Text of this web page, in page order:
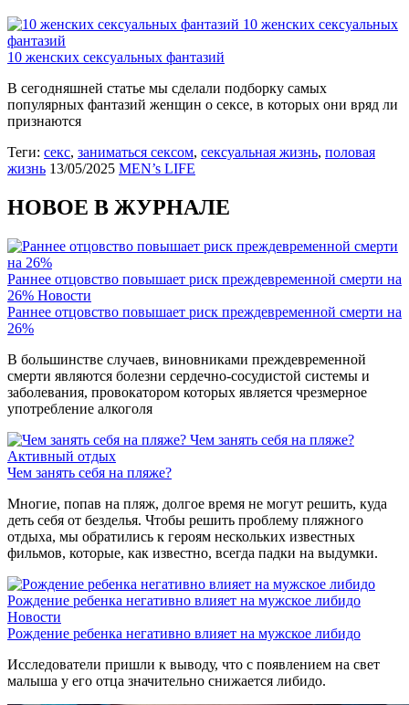
10 женских сексуальных
фантазий
10 женских сексуальных фантазий
В сегодняшней статье мы сделали подборку самых
популярных фантазий женщин о сексе, в которых они вряд ли
признаются
Теги: секс, заниматься сексом, сексуальная жизнь, половая
жизнь 13/05/2025 MEN’s LIFE
НОВОЕ В ЖУРНАЛЕ
Раннее отцовство повышает риск преждевременной смерти на
26% Новости
Раннее отцовство повышает риск преждевременной смерти на
26%
В большинстве случаев, виновниками преждевременной
смерти являются болезни сердечно-сосудистой системы и
заболевания, провокатором которых является чрезмерное
употребление алкоголя
Чем занять себя на пляже?
Активный отдых
Чем занять себя на пляже?
Многие, попав на пляж, долгое время не могут решить, куда
деть себя от безделья. Чтобы решить проблему пляжного
отдыха, мы обратились к героям нескольких известных
фильмов, которые, как известно, всегда падки на выдумки.
Рождение ребенка негативно влияет на мужское либидо
Новости
Рождение ребенка негативно влияет на мужское либидо
Исследователи пришли к выводу, что с появлением на свет
малыша у его отца значительно снижается либидо.